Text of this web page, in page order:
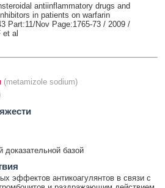
antiinflammatory drugs and
in patients on warfarin
Part:11/Nov Page:1765-73 / 2009 /
al
(metamizole sodium)
базой
эффектов антикоагулянтов в связи с